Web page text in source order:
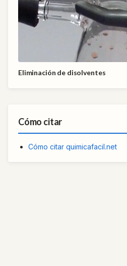
Eliminación de disolventes
Cómo citar
Cómo citar quimicafacil.net